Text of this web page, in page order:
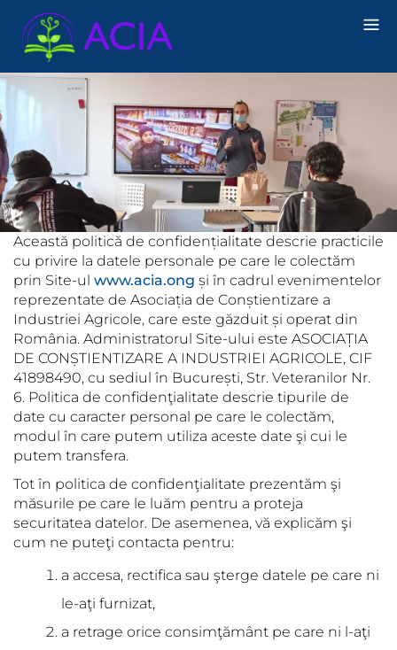
content
Această politică de confidențialitate descrie practicile
cu privire la datele personale pe care le colectăm
prin Site-ul www.acia.ong și în cadrul evenimentelor
reprezentate de Asociația de Conștientizare a
Industriei Agricole, care este găzduit și operat din
România. Administratorul Site-ului este ASOCIAȚIA
DE CONȘTIENTIZARE A INDUSTRIEI AGRICOLE, CIF
41898490, cu sediul în București, Str. Veteranilor Nr.
6. Politica de confidenţialitate descrie tipurile de
date cu caracter personal pe care le colectăm,
modul în care putem utiliza aceste date şi cui le
putem transfera.
Tot în politica de confidenţialitate prezentăm şi
măsurile pe care le luăm pentru a proteja
securitatea datelor. De asemenea, vă explicăm şi
cum ne puteţi contacta pentru:
a accesa, rectifica sau şterge datele pe care ni
le-aţi furnizat,
a retrage orice consimţământ pe care ni l-aţi